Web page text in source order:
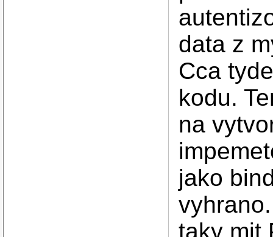
data z
Cca
kodu.
na
jako
taky mit